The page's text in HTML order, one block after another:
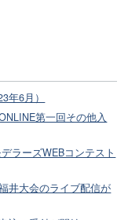
年6月）
第一回その他入
ラーズWEBコンテスト
井大会のライブ配信が